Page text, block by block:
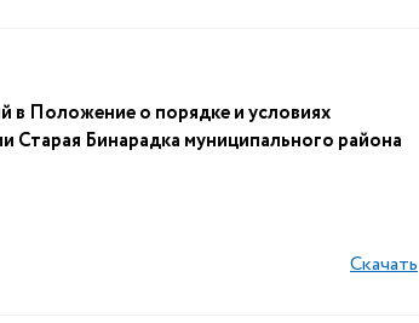
в Положение о порядке и условиях
Старая Бинарадка муниципального района
Скачать